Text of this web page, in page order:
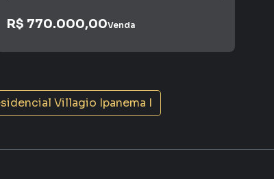
R$ 770.000,00Venda
Villagio Ipanema I